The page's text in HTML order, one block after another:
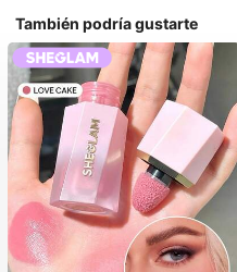
También podría gustarte